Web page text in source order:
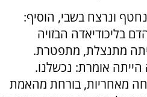
ונרצח בשבי, הוסיף:
בליכודיאדה הבזויה
מתנצלת, מתפטרת.
אומרת: נכשלנו.
מאחריות, בורחת מהאמת